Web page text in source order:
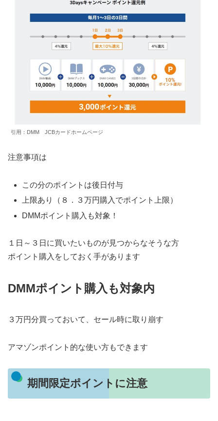
引用：DMM JCBカードホームページ
注意事項は
この分のポイントは後日付与
上限あり（８．３万円購入でポイント上限）
DMMポイント購入も対象！
１日～３日に買いたいものが見つからなそうな方
ポイント購入をしておく手があります
DMMポイント購入も対象内
３万円分買っておいて、セール時に取り崩す
アマゾンポイント的な使い方もできます
期間限定ポイントに注意